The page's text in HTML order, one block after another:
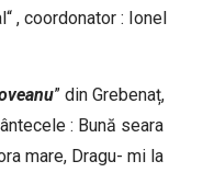
, coordonator : Ionel
” din Grebenaț,
: Bună seara
mare, Dragu- mi la